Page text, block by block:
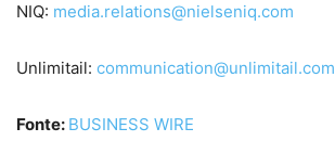
NIQ: media.relations@nielseniq.com
Unlimitail: communication@unlimitail.com
Fonte: BUSINESS WIRE